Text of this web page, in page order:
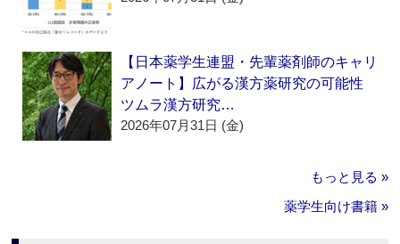
【日本薬学生連盟・先輩薬剤師のキャリ
アノート】広がる漢方薬研究の可能性
ツムラ漢方研究…
2026年07月31日 (金)
もっと見る »
薬学生向け書籍 »